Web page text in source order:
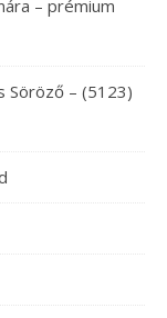
– prémium
Söröző – (5123)